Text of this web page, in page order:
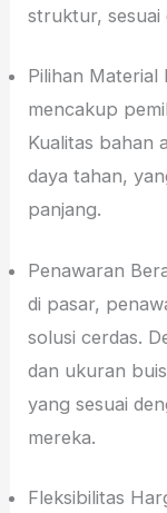
struktur, sesuai
Pilihan Material
mencakup
Kualitas bahan
daya tahan,
panjang.
Penawaran
di pasar,
solusi cerdas.
dan ukuran
yang sesuai
mereka.
Fleksibilitas